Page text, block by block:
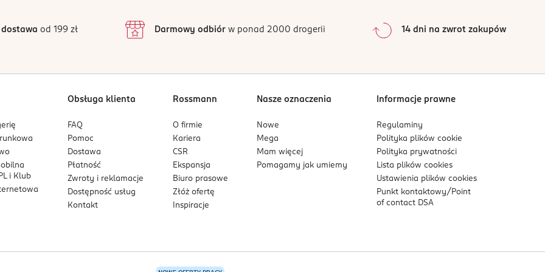
sygnałowe i peptyd biomimetyczny), które wzajemnie się uzupełniają, potęgując efekt wygładzenia,
1%, wspiera syntezę kolagenu, poprawia jędrność i elastyczność skóry, wygładza ją i pomaga poprawić owal
działanie przeciwstarzeniowe.
peptyd w stężeniu 3%, działa liftingująco, zmniejsza widoczność zmarszczek mimicznych, ogranicza
elastyczność i ogólny wygląd.
w stężeniu 0,5%, zaawansowany peptyd sygnałowy, który ujędrnia i uelastycznia skórę, pomaga zmniejszyć
i wygładza powierzchnię skóry.
dostawa od 199 zł Darmowy odbiórw ponad 2000 drogerii 14 dni na zwrot zakupów
i Klub
Obsługa klienta
FAQ
Pomoc
Dostawa
Płatność
Zwroty i reklamacje
Dostępność usług
Kontakt
Rossmann
O firmie
Kariera
CSR
Ekspansja
Biuro prasowe
Złóż ofertę
Inspiracje
Nasze oznaczenia
Nowe
Mega
Mam więcej
Pomagamy jak umiemy
Informacje prawne
Regulaminy
Polityka plikówcookie
Polityka prywatności
Lista plikówcookies
Ustawienia plikówcookies
Punkt kontaktowy/ Point
of contact DSA